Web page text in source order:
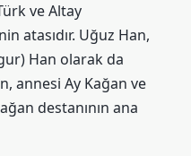
ve Altay
atasıdır. Uğuz Han,
Han olarak da
annesi Ay Kağan ve
destanının ana